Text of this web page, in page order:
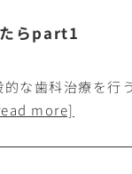
たらpart1
な歯科治療を
more]